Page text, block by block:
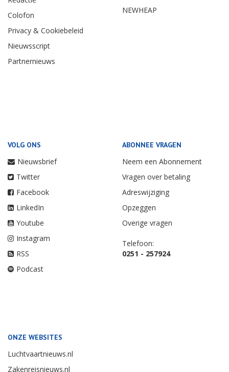
Colofon
Privacy & Cookiebeleid
Nieuwsscript
Partnernieuws
NEWHEAP
VOLG ONS
Nieuwsbrief
Twitter
Facebook
LinkedIn
Youtube
Instagram
RSS
Podcast
ABONNEE VRAGEN
Neem een Abonnement
Vragen over betaling
Adreswijziging
Opzeggen
Overige vragen
Telefoon:
0251 - 257924
ONZE WEBSITES
Luchtvaartnieuws.nl
Zakenreisnieuws.nl